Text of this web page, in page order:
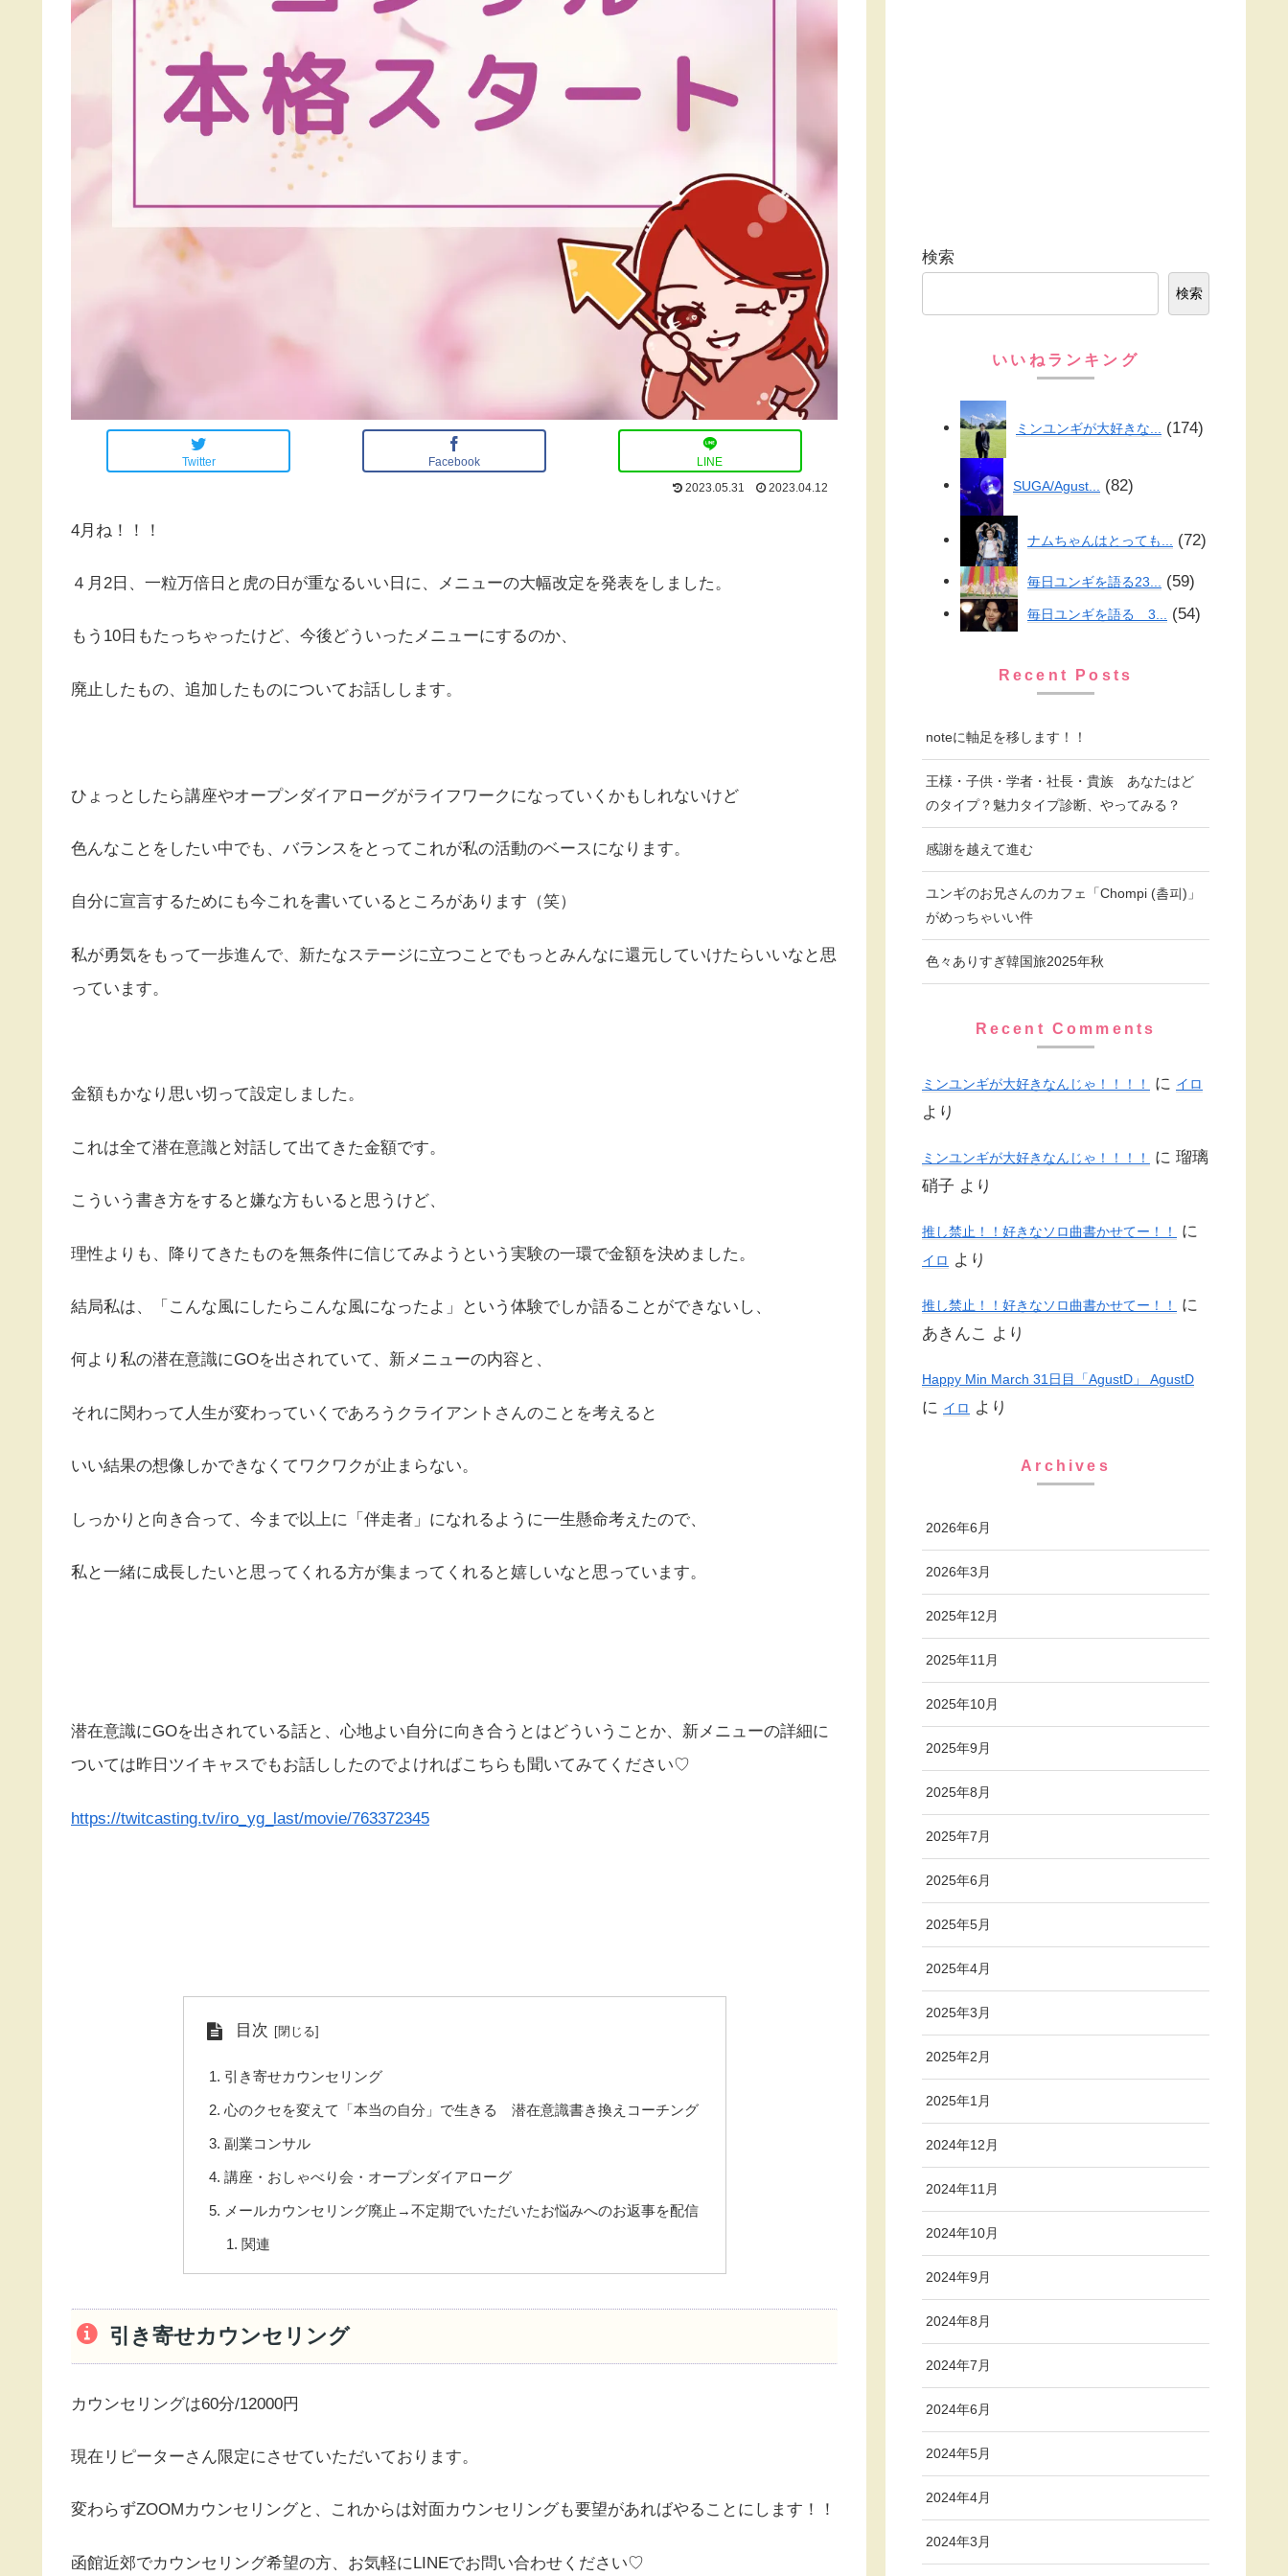
Twitter Facebook
LINE
2023.05.31
2023.04.12
4月ね！！！
４月2日、一粒万倍日と虎の日が重なるいい日に、メニューの大幅改定を発表をしました。
もう10日もたっちゃったけど、今後どういったメニューにするのか、
廃止したもの、追加したものについてお話しします。
ひょっとしたら講座やオープンダイアローグがライフワークになっていくかもしれないけど
色んなことをしたい中でも、バランスをとってこれが私の活動のベースになります。
自分に宣言するためにも今これを書いているところがあります（笑）
私が勇気をもって一歩進んで、新たなステージに立つことでもっとみんなに還元していけたらいいなと思
っています。
金額もかなり思い切って設定しました。
これは全て潜在意識と対話して出てきた金額です。
こういう書き方をすると嫌な方もいると思うけど、
理性よりも、降りてきたものを無条件に信じてみようという実験の一環で金額を決めました。
結局私は、「こんな風にしたらこんな風になったよ」という体験でしか語ることができないし、
何より私の潜在意識にGOを出されていて、新メニューの内容と、
それに関わって人生が変わっていくであろうクライアントさんのことを考えると
いい結果の想像しかできなくてワクワクが止まらない。
しっかりと向き合って、今まで以上に「伴走者」になれるように一生懸命考えたので、
私と一緒に成長したいと思ってくれる方が集まってくれると嬉しいなと思っています。
潜在意識にGOを出されている話と、心地よい自分に向き合うとはどういうことか、新メニューの詳細に
ついては昨日ツイキャスでもお話ししたのでよければこちらも聞いてみてください♡
https://twitcasting.tv/iro_yg_last/movie/763372345
目次
引き寄せカウンセリング
心のクセを変えて「本当の自分」で生きる 潜在意識書き換えコーチング
副業コンサル
講座・おしゃべり会・オープンダイアローグ
メールカウンセリング廃止→不定期でいただいたお悩みへのお返事を配信
関連
引き寄せカウンセリング
カウンセリングは60分/12000円
現在リピーターさん限定にさせていただいております。
変わらずZOOMカウンセリングと、これからは対面カウンセリングも要望があればやることにします！！
函館近郊でカウンセリング希望の方、お気軽にLINEでお問い合わせください♡
検索
検索
いいねランキング
ミンユンギが大好きな... 174
SUGA/Agust... 82
ナムちゃんはとっても... 72
毎日ユンギを語る23... 59
毎日ユンギを語る 3... 54
Recent Posts
noteに軸足を移します！！
王様・子供・学者・社長・貴族 あなたはど
のタイプ？魅力タイプ診断、やってみる？
感謝を越えて進む
ユンギのお兄さんのカフェ「Chompi (촘피)」
がめっちゃいい件
色々ありすぎ韓国旅2025年秋
Recent Comments
ミンユンギが大好きなんじゃ！！！！ に イロ
より
ミンユンギが大好きなんじゃ！！！！ に 瑠璃
硝子 より
推し禁止！！好きなソロ曲書かせてー！！ に
イロ より
推し禁止！！好きなソロ曲書かせてー！！
に
あきんこ
より
Happy Min March 31日目「AgustD」 AgustD
に イロ より
Archives
2026年6月
2026年3月
2025年12月
2025年11月
2025年10月
2025年9月
2025年8月
2025年7月
2025年6月
2025年5月
2025年4月
2025年3月
2025年2月
2025年1月
2024年12月
2024年11月
2024年10月
2024年9月
2024年8月
2024年7月
2024年6月
2024年5月
2024年4月
2024年3月